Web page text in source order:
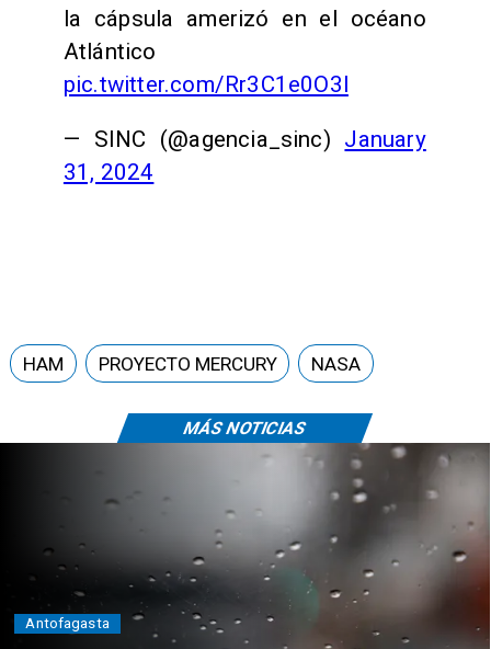
la cápsula amerizó en el océano
Atlántico
pic.twitter.com/Rr3C1e0O3l
— SINC (@agencia_sinc) January
31, 2024
MÁS NOTICIAS
HAM PROYECTO MERCURY NASA
Antofagasta